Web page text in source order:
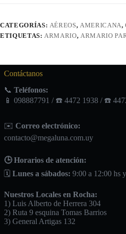
CATEGORÍAS: AÉREOS, AMERICANA,
ETIQUETAS: ARMARIO, ARMARIO
Contáctanos
📞 Teléfonos:
📱 098887791 / ☎️ 4472 1938 / ☎️
✉️ Correo electrónico:
contacto@megaluna.com.uy
🕒 Horarios de atención:
🗓️ Lunes a sábados: 9:00 a 12:00 hs
Nuestros Locales en Rocha:
1) Luis Alberto de Herrera 304
2) Ruta 9 esquina Tomas Barrios
3) General Artigas 132